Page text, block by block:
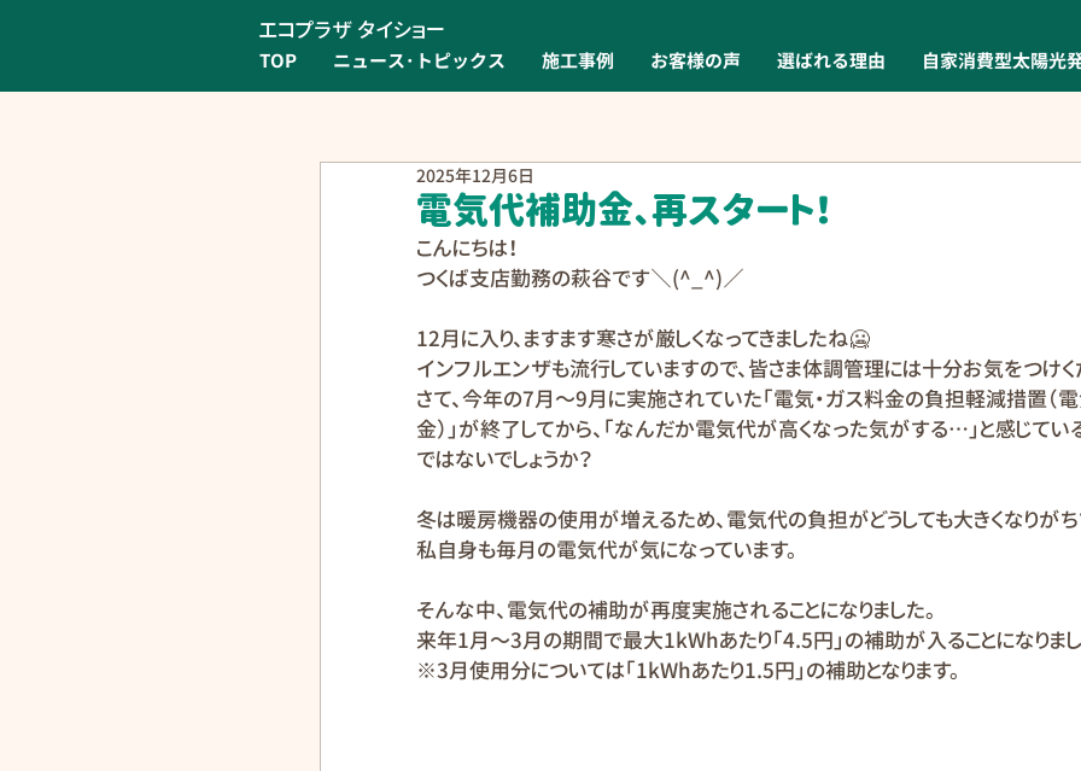
エコプラザ タイショー
TOP ニュース･トピックス 施工事例 お客様の声 選ばれる理由 自家消費型太陽光
電気代補助金、再スタート！
2025年12月6日
こんにちは！
つくば支店勤務の萩谷です＼(^_^)／
12月に入り、ますます寒さが厳しくなってきましたね🥶
インフルエンザも流行していますので、皆さま体調管理には十分お気をつけく
さて、今年の7月〜9月に実施されていた「電気・ガス料金の負担軽減措置（
金）」が終了してから、「なんだか電気代が高くなった気がする…」と感じて
ではないでしょうか？
冬は暖房機器の使用が増えるため、電気代の負担がどうしても大きくなりがち
私自身も毎月の電気代が気になっています。
そんな中、電気代の補助が再度実施されることになりました。
来年1月〜3月の期間で最大1kWhあたり「4.5円」の補助が入ることになりまし
※3月使用分については「1kWhあたり1.5円」の補助となります。